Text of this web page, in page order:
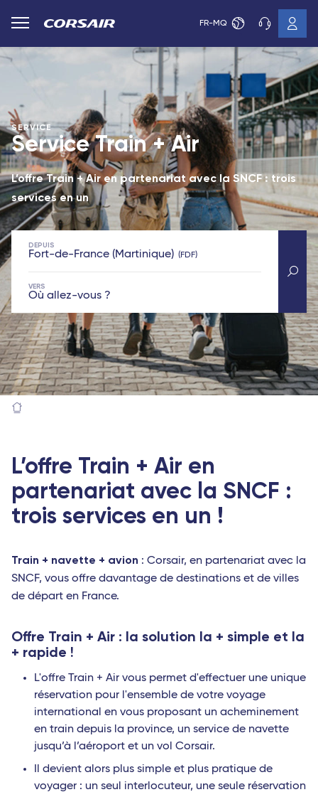
FR-MQ
SERVICE
Service Train + Air
L’offre Train + Air en partenariat avec la SNCF : trois
services en un
DEPUIS
Fort-de-France (Martinique) FDF
VERS
Où allez-vous ?
L’offre Train + Air en
partenariat avec la SNCF :
trois services en un !
Train + navette + avion : Corsair, en partenariat avec la
SNCF, vous offre davantage de destinations et de villes
de départ en France.
Offre Train + Air : la solution la + simple et la
+ rapide !
L'offre Train + Air vous permet d'effectuer une unique
réservation pour l'ensemble de votre voyage
international en vous proposant un acheminement
en train depuis la province, un service de navette
jusqu’à l’aéroport et un vol Corsair.
Il devient alors plus simple et plus pratique de
voyager : un seul interlocuteur, une seule réservation